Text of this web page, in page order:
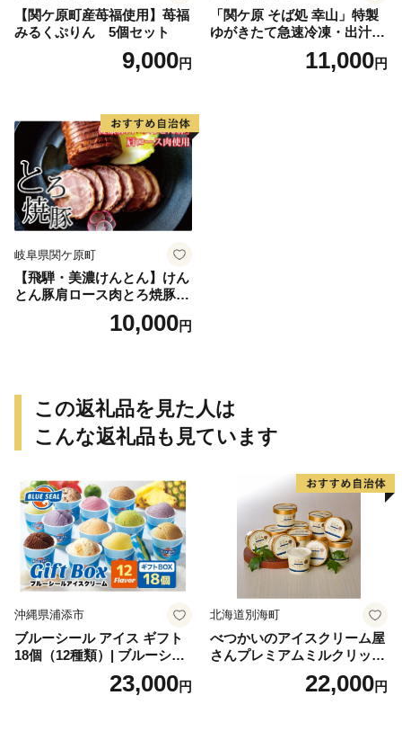
【関ケ原町産苺福使用】苺福
みるくぷりん 5個セット
9,000円
「関ケ原 そば処 幸山」特製
ゆがきたて急速冷凍・出汁付
き 自家製そば 3人前11,000円
岐阜県関ケ原町
【飛騨・美濃けんとん】けん
とん豚肩ロース肉とろ焼豚
10,000円
この返礼品を見た人は
こんな返礼品も見ています
沖縄県浦添市
ブルーシール アイス ギフト
18個（12種類）| ブルーシー
ルアイス ブルーシールアイ
スクリーム 着日指定可能 送
23,000円
北海道別海町
べつかいのアイスクリーム屋
さんプレミアムミルクリッチ
12個（AP-01）（ 北海道アイ
ス 北海道産アイス アイス ア
22,000円